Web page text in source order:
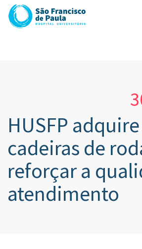
HUSFP
cadeiras de
reforçar a
atendimento